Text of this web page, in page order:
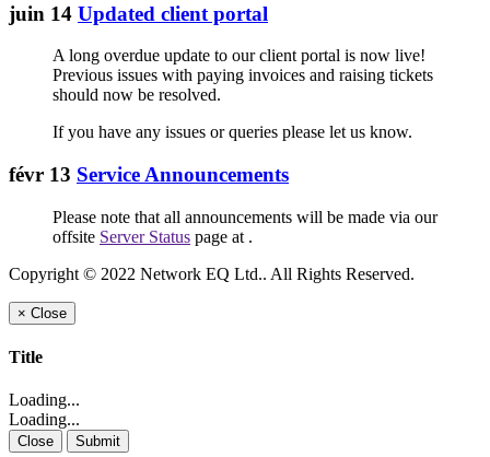
juin 14 Updated client portal
A long overdue update to our client portal is now live!
Previous issues with paying invoices and raising tickets
should now be resolved.
If you have any issues or queries please let us know.
févr 13 Service Announcements
Please note that all announcements will be made via our
offsite Server Status page at .
Copyright © 2022 Network EQ Ltd.. All Rights Reserved.
× Close
Title
Loading...
Loading...
Close Submit